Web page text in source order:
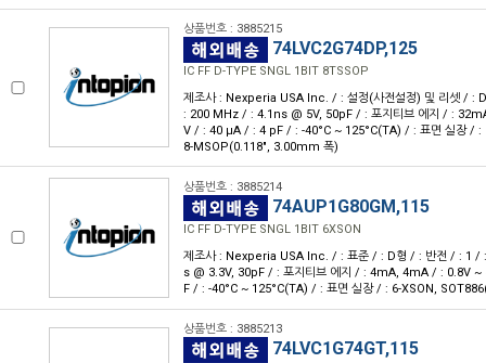
상품번호 : 3885215
74LVC2G74DP,125
IC FF D-TYPE SNGL 1BIT 8TSSOP
제조사 : Nexperia USA Inc. / : 설정(사전설정) 및 리셋 / :
: 200 MHz / : 4.1ns @ 5V, 50pF / : 포지티브 에지 / :
V / : 40 μA / : 4 pF / : -40°C ~ 125°C(TA) / : 표면 실장 / :
8-MSOP(0.118", 3.00mm 폭)
상품번호 : 3885214
74AUP1G80GM,115
IC FF D-TYPE SNGL 1BIT 6XSON
제조사 : Nexperia USA Inc. / : 표준 / : D형 / : 반전 / : 1
s @ 3.3V, 30pF / : 포지티브 에지 / : 4mA, 4mA / : 0.8V
F / : -40°C ~ 125°C(TA) / : 표면 실장 / : 6-XSON,
상품번호 : 3885213
74LVC1G74GT,115